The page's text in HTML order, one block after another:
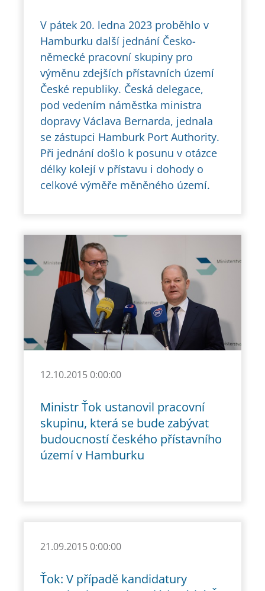
V pátek 20. ledna 2023 proběhlo v
Hamburku další jednání Česko-
německé pracovní skupiny pro
výměnu zdejších přístavních území
České republiky. Česká delegace,
pod vedením náměstka ministra
dopravy Václava Bernarda, jednala
se zástupci Hamburk Port Authority.
Při jednání došlo k posunu v otázce
délky kolejí v přístavu i dohody o
celkové výměře měněného území.
12.10.2015 0:00:00
Ministr Ťok ustanovil pracovní
skupinu, která se bude zabývat
budoucností českého přístavního
území v Hamburku
21.09.2015 0:00:00
Ťok: V případě kandidatury